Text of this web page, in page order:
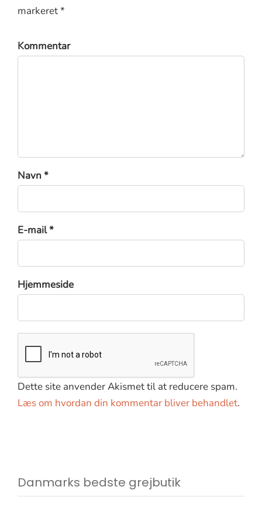
markeret *
Kommentar
Navn *
E-mail *
Hjemmeside
Dette site anvender Akismet til at reducere spam.
Læs om hvordan din kommentar bliver behandlet.
Danmarks bedste grejbutik